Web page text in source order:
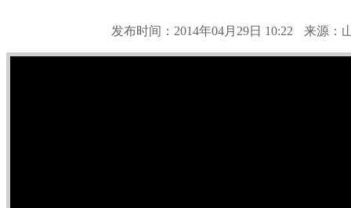
发布时间：2014年04月29日 10:22 来源：